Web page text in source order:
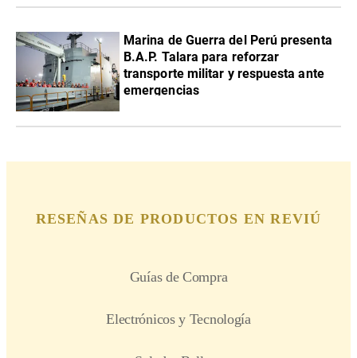
Marina de Guerra del Perú presenta
B.A.P. Talara para reforzar
transporte militar y respuesta ante
emergencias